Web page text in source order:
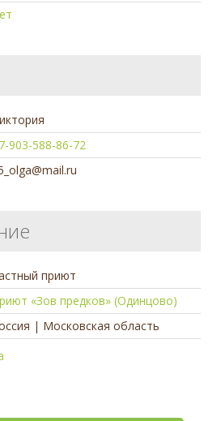
903-588-86-72
приют
«Зов предков» (Одинцово)
| Московская область